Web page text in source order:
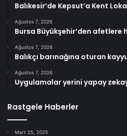
Balıkesir’de Kepsut’a Kent
Ağustos 7, 2026
Bursa Büyükşehir’den afetlere
Ağustos 7, 2026
Balıkçı barınağına oturan
Ağustos 7, 2026
Uygulamalar yerini yapay
Rastgele Haberler
Mart 25, 2025